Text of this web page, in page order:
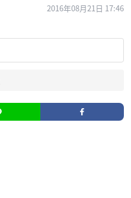
2016年08月21日 17:46